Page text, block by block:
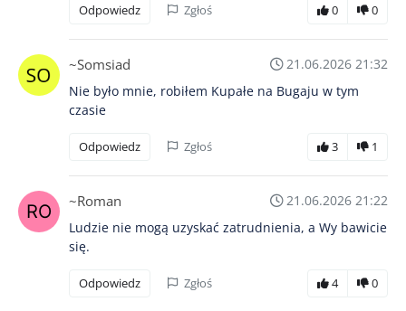
Odpowiedz Zgłoś 0 0
~Somsiad
21.06.2026 21:32
Nie było mnie, robiłem Kupałe na Bugaju w tym
czasie
Odpowiedz Zgłoś 3 1
~Roman
21.06.2026 21:22
Ludzie nie mogą uzyskać zatrudnienia, a Wy bawicie
się.
Odpowiedz Zgłoś 4 0